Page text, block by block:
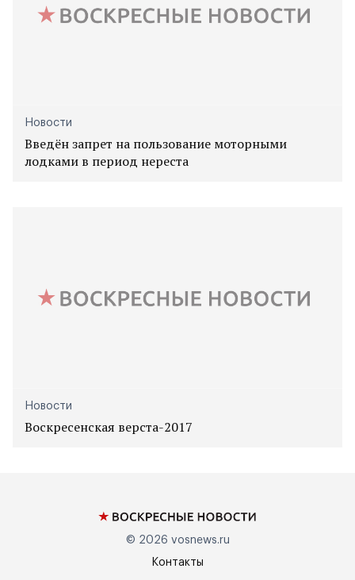
Новости
Введён запрет на пользование моторными
лодками в период нереста
Новости
Воскресенская верста-2017
© 2026 vosnews.ru
Контакты